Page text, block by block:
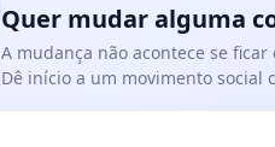
Quer mudar alguma
A mudança não acontece se ficar
Dê início a um movimento social